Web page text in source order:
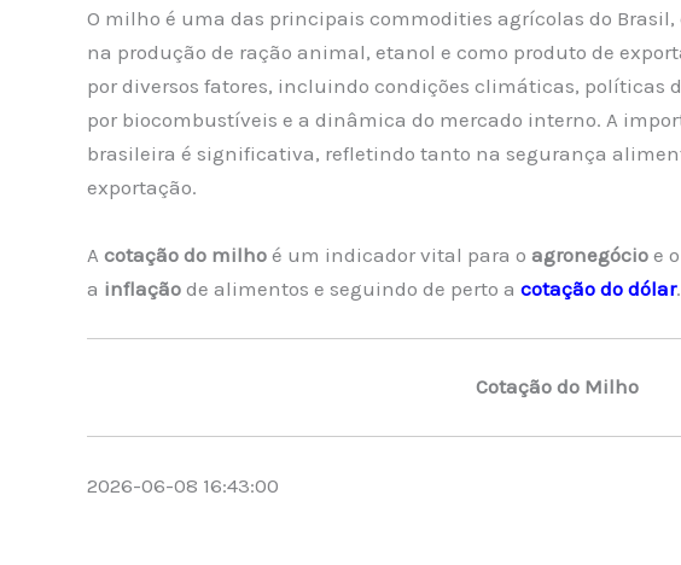
O milho é uma das principais commodities agrícolas do
na produção de ração animal, etanol e como produto de
por diversos fatores, incluindo condições climáticas, políticas
por biocombustíveis e a dinâmica do mercado interno. A
brasileira é significativa, refletindo tanto na segurança
exportação.
A cotação do milho é um indicador vital para o agronegócio e o
a inflação de alimentos e seguindo de perto a cotação do dólar.
Cotação do Milho
2026-06-08 16:43:00